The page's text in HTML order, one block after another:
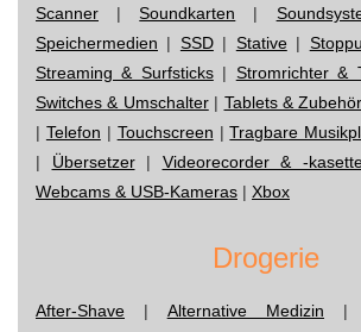
Scanner |Soundkarten |
Speichermedien | SSD| Stative|
Streaming & Surfsticks| Stromrichter &
Switches & Umschalter| Tablets & Zubehör
| Telefon | Touchscreen |Tragbare
| Übersetzer| Videorecorder & -
Webcams & USB-Kameras | Xbox
Drogerie
After-Shave | Alternative Medizin |